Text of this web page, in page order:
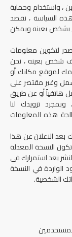
، واستخدام وحماية
السياسة ، نقصد
بشخص بعينه ويمكن
لتكوين معلومات
شخص بعينه ، نحن
لموقع مكانك أو
وغير مقتصر على
هاتفياً أو عن طريق
وبمجرد تزويدك لنا
هذه المعلومات
بعد الاعلان عن هذا
النسخة المعدلة
يعد استمرارك في
الواردة في النسخة
الشخصية.